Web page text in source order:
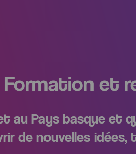
Formation et
au Pays basque et
de nouvelles